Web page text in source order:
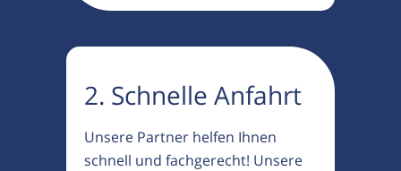
2. Schnelle Anfahrt
Unsere Partner helfen Ihnen
schnell und fachgerecht! Unsere